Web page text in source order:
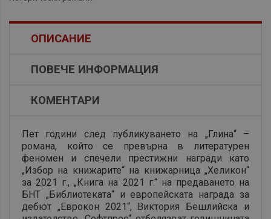
ОПИСАНИЕ
ПОВЕЧЕ ИНФОРМАЦИЯ
КОМЕНТАРИ
Пет години след публикуването на „Глина“ –
романа, който се превърна в литературен
феномен и спечели престижни награди като
„Избор на книжарите“ на книжарница „Хеликон“
за 2021 г., „Книга на 2021 г.“ на предаването на
БНТ „Библиотеката“ и европейската награда за
дебют „Еврокон 2021“, Виктория Бешлийска и